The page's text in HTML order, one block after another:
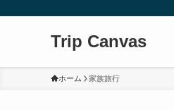
Trip Canvas
ホーム 家族旅行